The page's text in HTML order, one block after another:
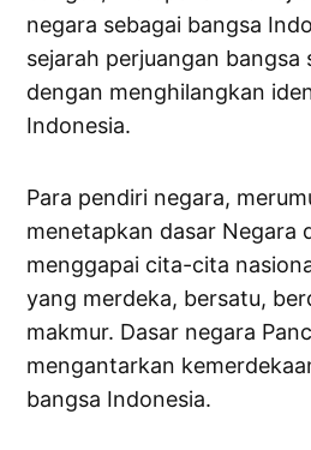
negara sebagai bangsa
sejarah perjuangan bangsa
dengan menghilangkan
Indonesia.
Para pendiri negara,
menetapkan dasar Negara
menggapai cita-cita
yang merdeka, bersatu,
makmur. Dasar negara
mengantarkan
bangsa Indonesia.